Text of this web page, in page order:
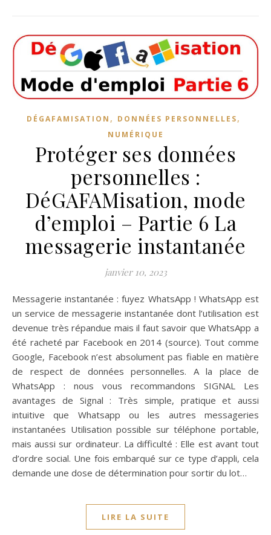
DÉGAFAMISATION , DONNÉES PERSONNELLES,
NUMÉRIQUE
Protéger ses données
personnelles :
DéGAFAMisation, mode
d’emploi – Partie 6 La
messagerie instantanée
janvier 10, 2023
Messagerie instantanée : fuyez WhatsApp ! WhatsApp est
un service de messagerie instantanée dont l’utilisation est
devenue très répandue mais il faut savoir que WhatsApp a
été racheté par Facebook en 2014 (source). Tout comme
Google, Facebook n’est absolument pas fiable en matière
de respect de données personnelles. A la place de
WhatsApp : nous vous recommandons SIGNAL Les
avantages de Signal : Très simple, pratique et aussi
intuitive que Whatsapp ou les autres messageries
instantanées Utilisation possible sur téléphone portable,
mais aussi sur ordinateur. La difficulté : Elle est avant tout
d’ordre social. Une fois embarqué sur ce type d’appli, cela
demande une dose de détermination pour sortir du lot…
LIRE LA SUITE